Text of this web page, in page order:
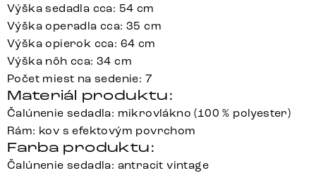
Výška sedadla cca: 54 cm
Výška operadla cca: 35 cm
Výška opierok cca: 64 cm
Výška nôh cca: 34 cm
Počet miest na sedenie: 7
Materiál produktu:
Čalúnenie sedadla: mikrovlákno (100 % polyester)
Rám: kov s efektovým povrchom
Farba produktu:
Čalúnenie sedadla: antracit vintage